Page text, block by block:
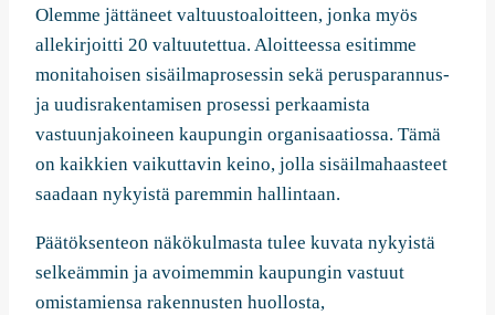
Olemme jättäneet valtuustoaloitteen, jonka myös
allekirjoitti 20 valtuutettua. Aloitteessa esitimme
monitahoisen sisäilmaprosessin sekä perusparannus-
ja uudisrakentamisen prosessi perkaamista
vastuunjakoineen kaupungin organisaatiossa. Tämä
on kaikkien vaikuttavin keino, jolla sisäilmahaasteet
saadaan nykyistä paremmin hallintaan.
Päätöksenteon näkökulmasta tulee kuvata nykyistä
selkeämmin ja avoimemmin kaupungin vastuut
omistamiensa rakennusten huollosta,